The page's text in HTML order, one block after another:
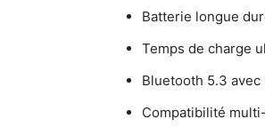
Batterie longue
Temps de charge
Bluetooth 5.3
Compatibilité